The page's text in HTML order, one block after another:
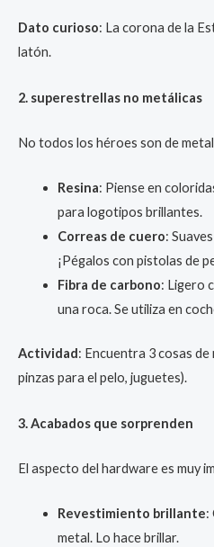
Dato curioso: La corona de la
latón.
2. superestrellas no metálicas
No todos los héroes son de
Resina: Piense en
para logotipos brillantes.
Correas de cuero:
¡Pégalos con pistolas de
Fibra de carbono: Ligero
una roca. Se utiliza en
Actividad: Encuentra 3 cosas
pinzas para el pelo, juguetes).
3. Acabados que sorprenden
El aspecto del hardware es muy
Revestimiento brillante:
metal. Lo hace brillar.